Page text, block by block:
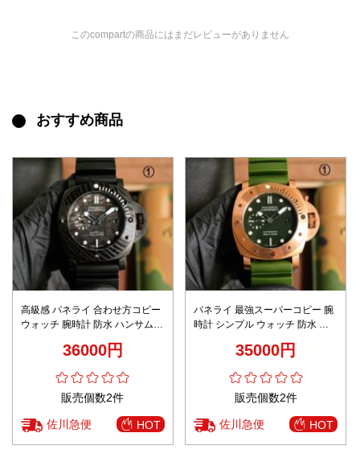
このcompartの商品にはまだレビューがありません
おすすめ商品
高級感 パネライ 合わせ方コピー
ウォッチ 腕時計 防水 ハンサム
36000円
販売個数2件
佐川急便 HOT
パネライ 最強スーパーコピー 腕
時計 シンプル ウォッチ 防水 自
35000円
販売個数2件
佐川急便 HOT